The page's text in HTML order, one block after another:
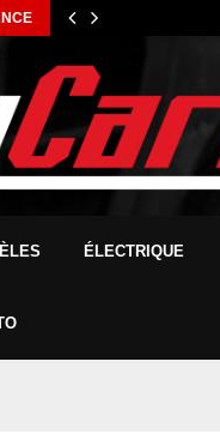
ÉLECTRIQUE